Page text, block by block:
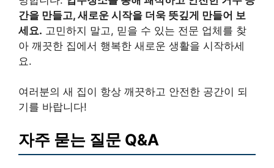
간을 만들고, 새로운 시작을 더욱 뜻깊게 만들어 보
세요. 고민하지 말고, 믿을 수 있는 전문 업체를 찾
아 깨끗한 집에서 행복한 새로운 생활을 시작하세
요.
여러분의 새 집이 항상 깨끗하고 안전한 공간이 되
기를 바랍니다!
자주 묻는 질문 Q&A